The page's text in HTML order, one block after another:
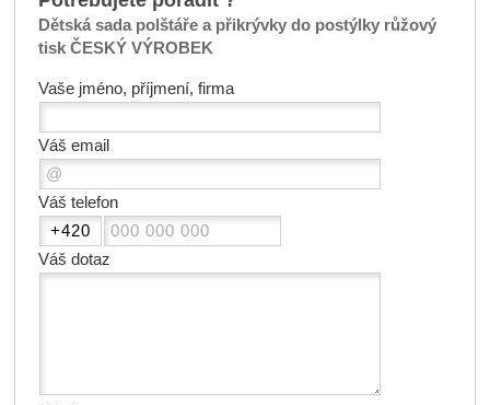
Dětská sada polštáře a přikrývky do postýlky růžový
tisk ČESKÝ VÝROBEK
Vaše jméno, příjmení, firma
Váš email
Váš telefon
Váš dotaz